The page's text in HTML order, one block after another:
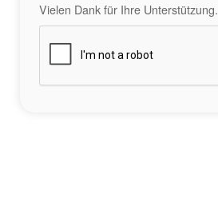
Vielen Dank für Ihre Unterstützung.